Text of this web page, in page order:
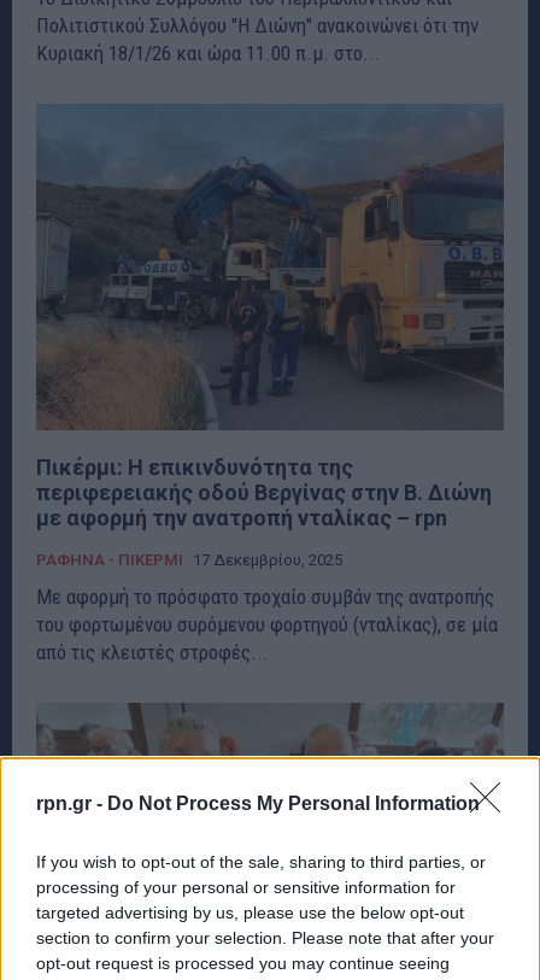
rpn.gr - Do Not Process My Personal Information
If you wish to opt-out of the sale, sharing to third parties, or
processing of your personal or sensitive information for
targeted advertising by us, please use the below opt-out
section to confirm your selection. Please note that after your
opt-out request is processed you may continue seeing
Πολιτιστικού Συλλόγου "H Διώνη" ανακοινώνει ότι την
Κυριακή 18/1/26 και ώρα 11.00 π.μ. στο...
Πικέρμι: Η επικινδυνότητα της
περιφερειακής οδού Βεργίνας στην Β. Διώνη
με αφορμή την ανατροπή νταλίκας – rpn
ΡΑΦΗΝΑ - ΠΙΚΕΡΜΙ 17 Δεκεμβρίου, 2025
Με αφορμή το πρόσφατο τροχαίο συμβάν της ανατροπής
του φορτωμένου συρόμενου φορτηγού (νταλίκας), σε μία
από τις κλειστές στροφές...